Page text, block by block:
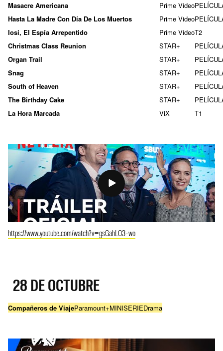
Masacre Americana
Prime Video
Hasta La Madre Con Día De Los Muertos
Prime Video
Iosi, El Espía Arrepentido
Prime VideoT2
Christmas Class Reunion
STAR+
Organ Trail
STAR+
Snag
STAR+
South of Heaven
STAR+
The Birthday Cake
STAR+
La Hora Marcada
ViX T1
https://www.youtube.com/watch?v=gsGahLO3-wo
28 DE OCTUBRE
Compañeros de ViajeParamount+MINISERIEDrama